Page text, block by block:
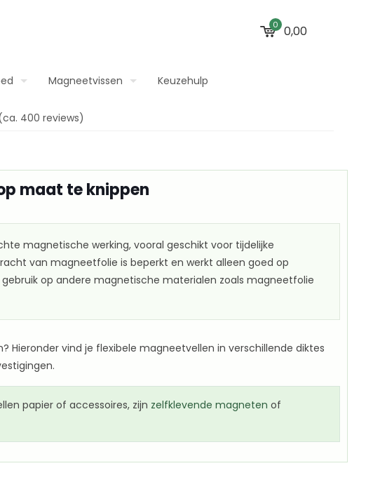
0 0,00
Magneetvissen Keuzehulp
400 reviews)
maat te knippen
magnetische werking, vooral geschikt voor tijdelijke
van magneetfolie is beperkt en werkt alleen goed op
op andere magnetische materialen zoals magneetfolie
Hieronder vind je flexibele magneetvellen in verschillende diktes
papier of accessoires, zijn zelfklevende magneten of